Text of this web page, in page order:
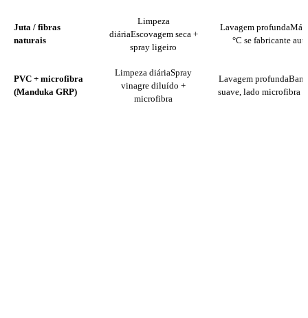
Juta / fibras
naturais
Limpeza
diáriaEscovagem seca +
spray ligeiro
Lavagem profunda
°C se fabricante
PVC + microfibra
(Manduka GRP)
Limpeza diáriaSpray
vinagre diluído +
microfibra
Lavagem profunda
suave, lado microfibra